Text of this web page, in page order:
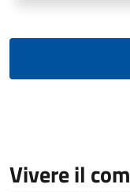
Vivere il